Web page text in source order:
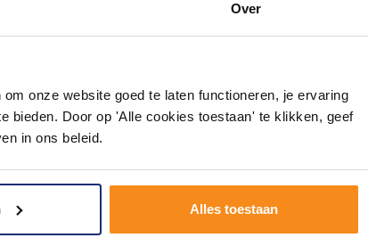
Over
onze website goed te laten functioneren, je ervaring
bieden. Door op 'Alle cookies toestaan' te klikken, geef
in ons beleid.
Alles toestaan